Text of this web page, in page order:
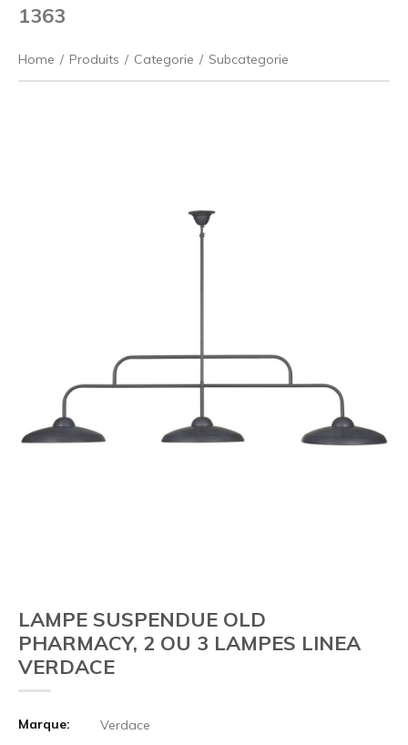
1363
Home / Produits / Categorie / Subcategorie
LAMPE SUSPENDUE OLD
PHARMACY, 2 OU 3 LAMPES LINEA
VERDACE
Marque:
Verdace